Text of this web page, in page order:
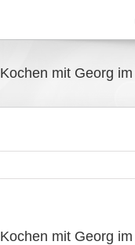
Kochen mit Georg
Kochen mit Georg